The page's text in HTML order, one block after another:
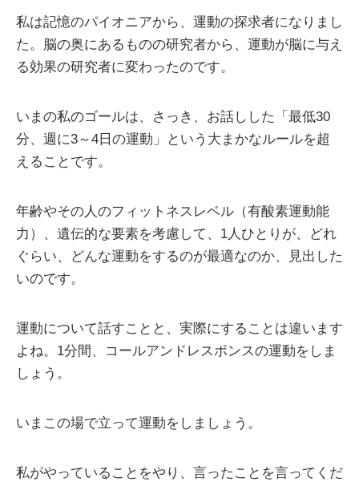
私は記憶のパイオニアから、運動の探求者になりまし
た。脳の奥にあるものの研究者から、運動が脳に与え
る効果の研究者に変わったのです。
いまの私のゴールは、さっき、お話しした「最低30
分、週に3～4日の運動」という大まかなルールを超
えることです。
年齢やその人のフィットネスレベル（有酸素運動能
力）、遺伝的な要素を考慮して、1人ひとりが、どれ
ぐらい、どんな運動をするのが最適なのか、見出した
いのです。
運動について話すことと、実際にすることは違います
よね。1分間、コールアンドレスポンスの運動をしま
しょう。
いまこの場で立って運動をしましょう。
私がやっていることをやり、言ったことを言ってくだ